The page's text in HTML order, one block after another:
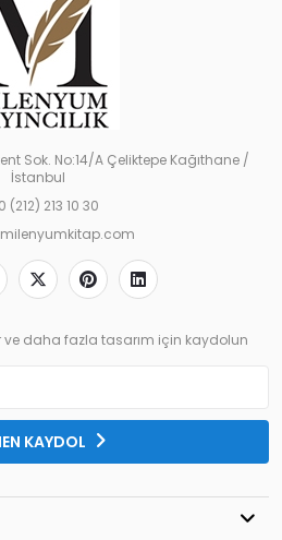
Sok. No:14/A Çeliktepe Kağıthane /
İstanbul
0 (212) 213 10 30
ve daha fazla tasarım için kaydolun
KAYDOL